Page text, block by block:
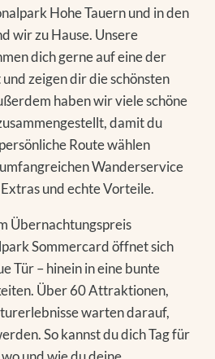
Hohe Tauern und in den
wir zu Hause. Unsere
dich gerne auf eine der
zeigen dir die schönsten
haben wir viele schöne
damit du
Route wählen
Wanderservice
und echte Vorteile.
Übernachtungspreis
Sommercard öffnet sich
Tür – hinein in eine bunte
Über 60 Attraktionen,
warten darauf,
So kannst du dich Tag für